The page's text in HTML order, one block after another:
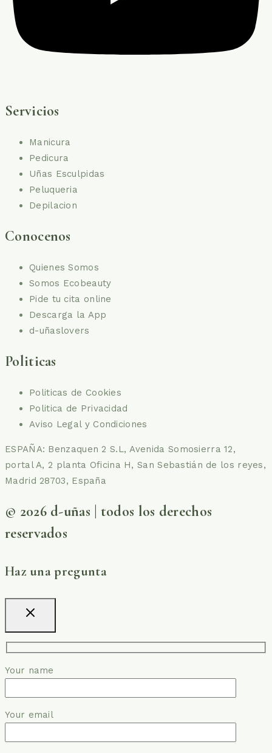
Servicios
Manicura
Pedicura
Uñas Esculpidas
Peluqueria
Depilacion
Conocenos
Quienes Somos
Somos Ecobeauty
Pide tu cita online
Descarga la App
d-uñaslovers
Politicas
Politicas de Cookies
Politica de Privacidad
Aviso Legal y Condiciones
ESPAÑA: Benzaquen 2 S.L, Avenida Somosierra 12,
portal A, 2 planta Oficina H, San Sebastián de los reyes,
Madrid 28703, España
© 2026 d-uñas | todos los derechos
reservados
Haz una pregunta
Your name
Your email